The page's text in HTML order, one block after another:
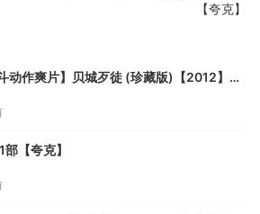
【夸克】
动作爽片】贝城歹徒 (珍藏版)【2012】蓝
【夸克】